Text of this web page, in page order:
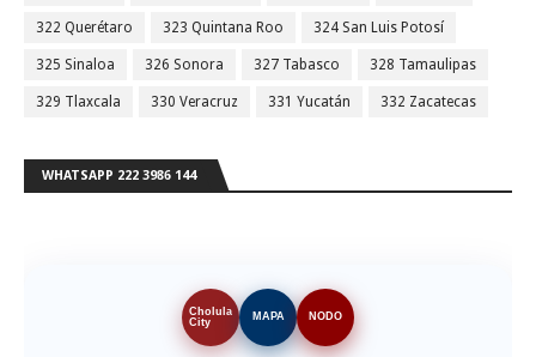
322 Querétaro 323 Quintana Roo 324 San Luis Potosí
325 Sinaloa 326 Sonora 327 Tabasco 328 Tamaulipas
329 Tlaxcala 330 Veracruz 331 Yucatán 332 Zacatecas
WHATSAPP 222 3986 144
Cholula
City
MAPA NODO